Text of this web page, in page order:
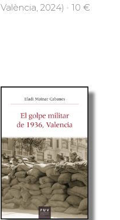
València, 2024) · 10 €